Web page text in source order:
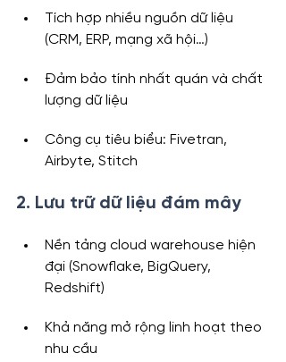
Tích hợp nhiều nguồn dữ liệu
(CRM, ERP, mạng xã hội…)
Đảm bảo tính nhất quán và chất
lượng dữ liệu
Công cụ tiêu biểu: Fivetran,
Airbyte, Stitch
2. Lưu trữ dữ liệu đám mây
Nền tảng cloud warehouse hiện
đại (Snowflake, BigQuery,
Redshift)
Khả năng mở rộng linh hoạt theo
nhu cầu